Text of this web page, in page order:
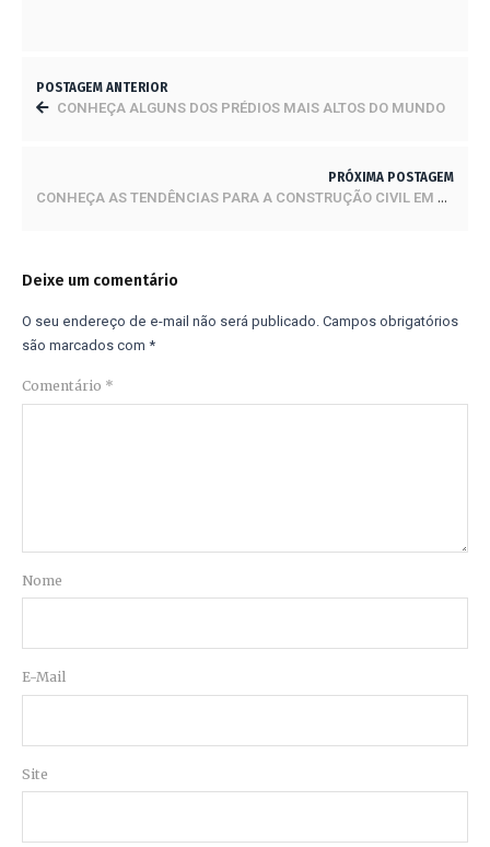
POSTAGEM ANTERIOR
CONHEÇA ALGUNS DOS PRÉDIOS MAIS ALTOS DO MUNDO
PRÓXIMA POSTAGEM
CONHEÇA AS TENDÊNCIAS PARA A CONSTRUÇÃO CIVIL EM 2024
Deixe um comentário
O seu endereço de e-mail não será publicado. Campos obrigatórios
são marcados com *
Comentário *
Nome
E-Mail
Site